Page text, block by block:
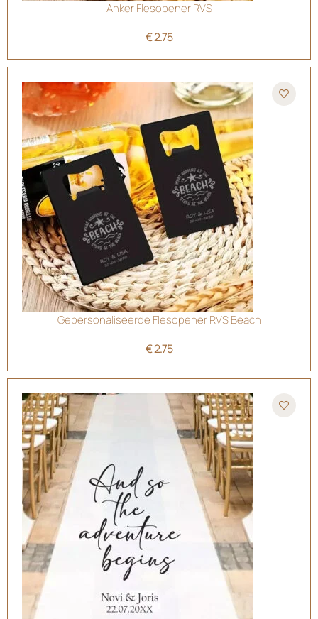
Anker Flesopener RVS
€2.75
Gepersonaliseerde Flesopener RVS Beach
€2.75